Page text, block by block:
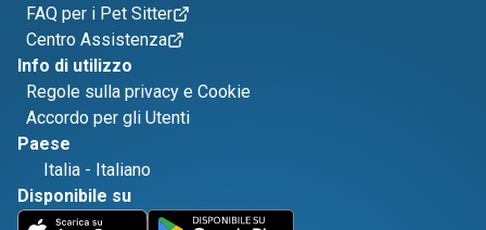
FAQ per i Pet Sitter
Centro Assistenza
Info di utilizzo
Regole sulla privacy e Cookie
Accordo per gli Utenti
Paese
Italia - Italiano
Disponibile su